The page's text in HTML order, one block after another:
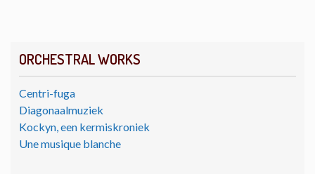
ORCHESTRAL WORKS
Centri-fuga
Diagonaalmuziek
Kockyn, een kermiskroniek
Une musique blanche